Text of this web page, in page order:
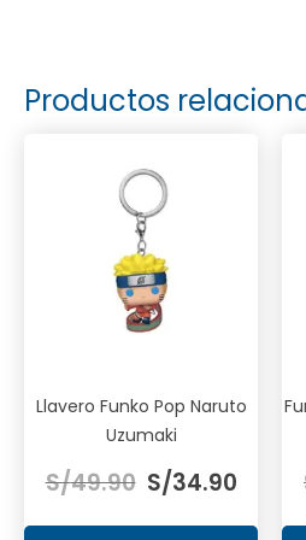
Productos
Llavero Funko Pop Naruto
Uzumaki
S/49.90 precio
original
S/34.90precio
actual